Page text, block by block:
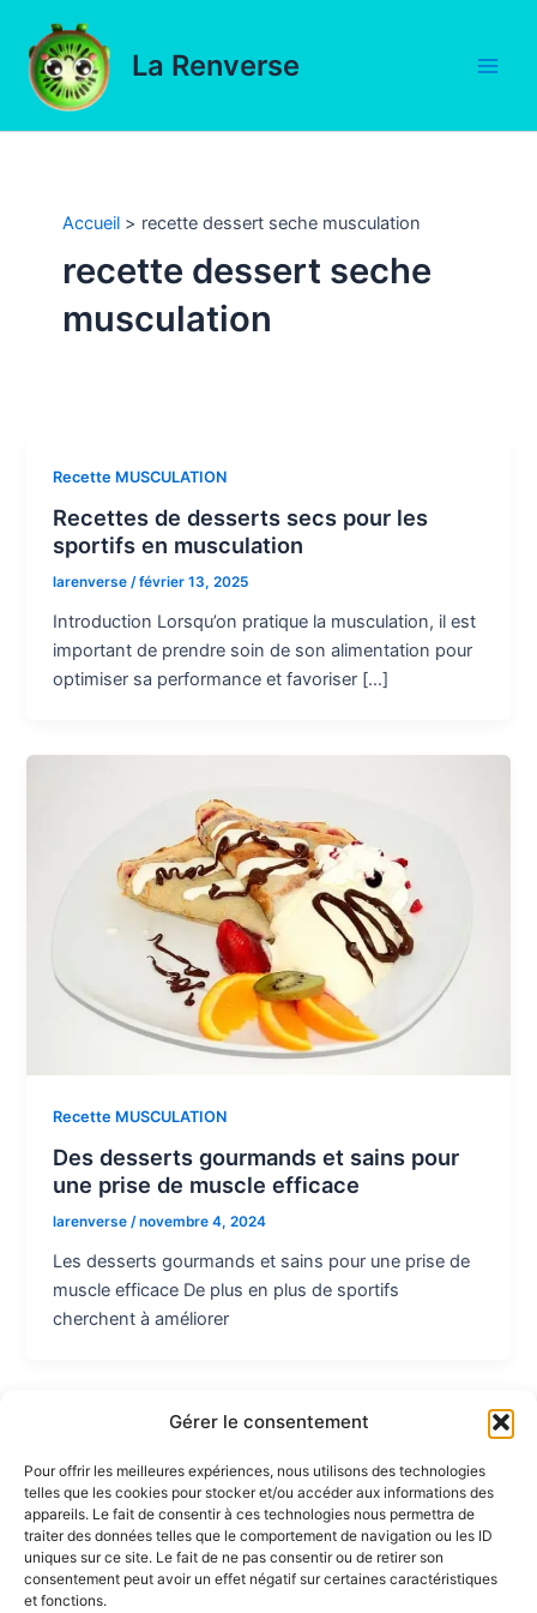
Gérer le consentement
Pour offrir les meilleures expériences, nous utilisons des technologies
telles que les cookies pour stocker et/ou accéder aux informations des
appareils. Le fait de consentir à ces technologies nous permettra de
traiter des données telles que le comportement de navigation ou les ID
uniques sur ce site. Le fait de ne pas consentir ou de retirer son
consentement peut avoir un effet négatif sur certaines caractéristiques
et fonctions.
contenu
La Renverse
Accueil recette dessert seche musculation
recette dessert seche
musculation
Recette MUSCULATION
Recettes de desserts secs pour les
sportifs en musculation
larenverse/février 13, 2025
Introduction Lorsqu’on pratique la musculation, il est
important de prendre soin de son alimentation pour
optimiser sa performance et favoriser […]
Recette MUSCULATION
Des desserts gourmands et sains pour
une prise de muscle efficace
larenverse/novembre 4, 2024
Les desserts gourmands et sains pour une prise de
muscle efficace De plus en plus de sportifs
cherchent à améliorer
Partenaires :
LaMaisonDuDonut
LaBelleBiere